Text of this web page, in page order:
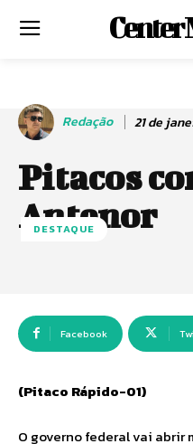
Center
Redação 21 de
Pitacos
Antenor
DESTAQUE
Facebook
(Pitaco Rápido-01)
O governo federal vai abrir